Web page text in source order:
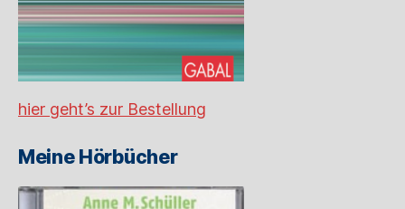
hier geht’s zur Bestellung
Meine Hörbücher